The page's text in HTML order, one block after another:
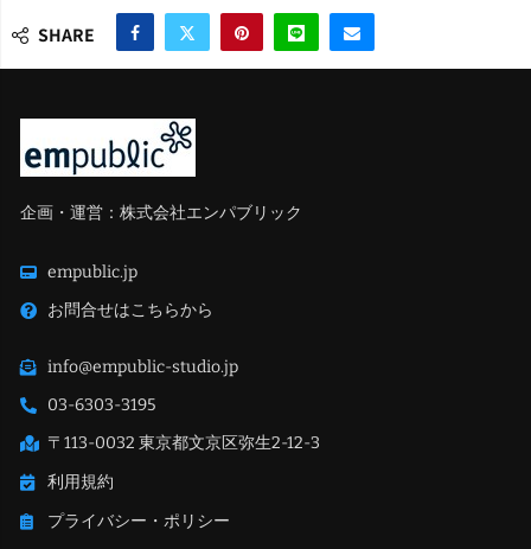
SHARE
企画・運営：株式会社エンパブリック
empublic.jp
お問合せはこちらから
info@empublic-studio.jp
03-6303-3195
〒113-0032 東京都文京区弥生2-12-3
利用規約
プライバシー・ポリシー